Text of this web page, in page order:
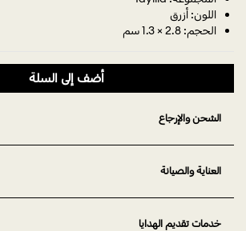
اللون: أزرق
الحجم: 2.8 × 1.3 سم
أضف إلى السلة
الشحن والإرجاع
العناية والصيانة
خدمات تقديم الهدايا